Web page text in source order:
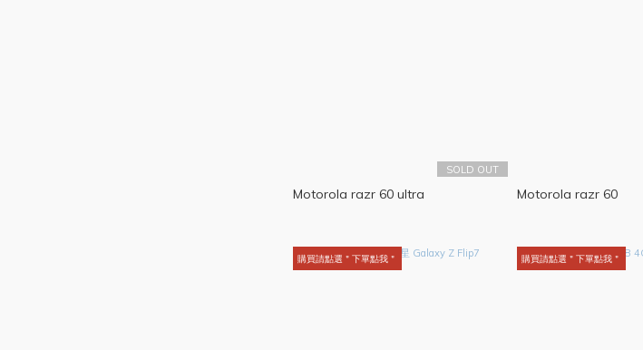
SOLD OUT
Motorola razr 60 ultra Motorola razr 60
購買請點選＂下單點我＂ 購買請點選＂下單點我＂